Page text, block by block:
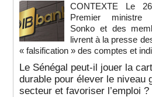
CONTEXTE Le
Premier ministre
Sonko et des
livrent à la presse
« falsification » des comptes et
Le Sénégal peut-il jouer la
durable pour élever le niveau
secteur et favoriser l’emploi ?